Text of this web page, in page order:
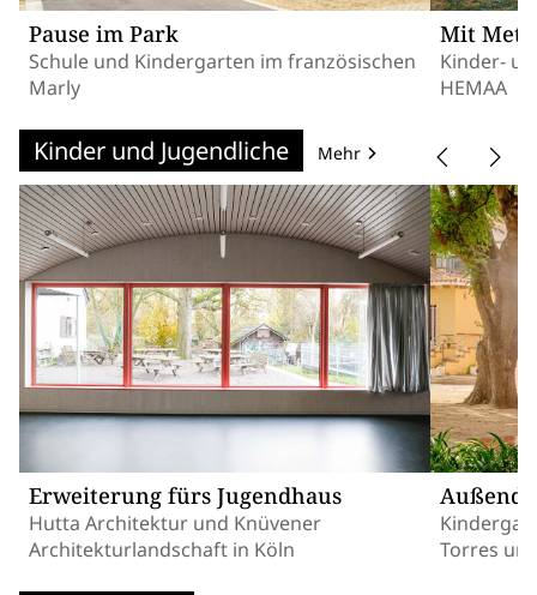
Pause im Park
Schule und Kindergarten im französischen
Marly
Mit
Kinder-
HEMAA
Kinder und Jugendliche Mehr
Erweiterung fürs Jugendhaus
Hutta Architektur und Knüvener
Architekturlandschaft in Köln
Torres